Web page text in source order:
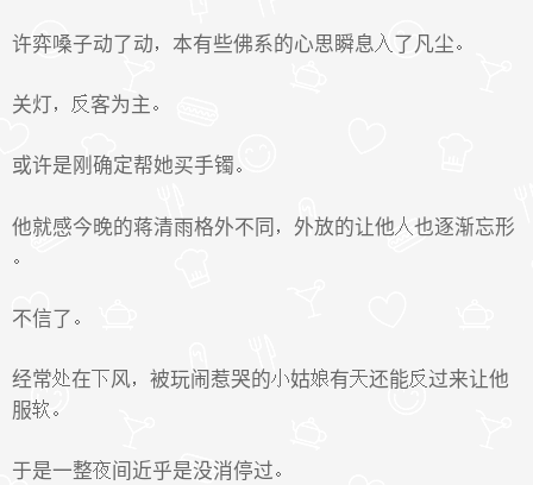
许弈嗓子动了动 本有些佛系的心思瞬息 了凡尘
关灯 客为主
或许是刚确定帮她买手镯
他就感今晚的蒋清雨格外不同 外放的让他 也逐渐忘形
不信了
经常 在 风 被玩闹惹哭的 姑 有 还能
过来让他
服
于是一整 间近乎是没消停过